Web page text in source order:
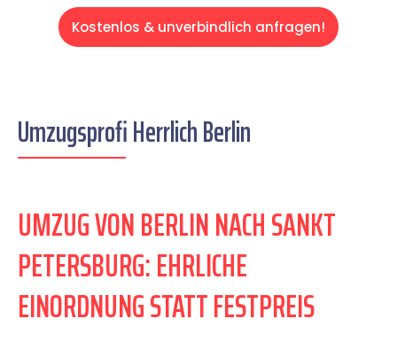
Kostenlos & unverbindlich anfragen!
Umzugsprofi Herrlich Berlin
UMZUG VON BERLIN NACH SANKT
PETERSBURG: EHRLICHE
EINORDNUNG STATT FESTPREIS